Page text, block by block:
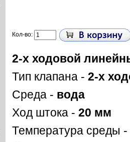
Кол-во:
2-х ходовой
Тип клапана - 2-х
Среда - вода
Ход штока - 20 мм
Температура среды -